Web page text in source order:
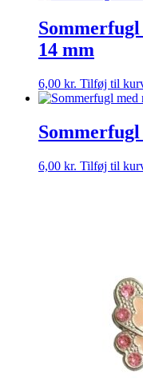
14 mm
6,00 kr. Tilføj til
6,00 kr. Tilføj til